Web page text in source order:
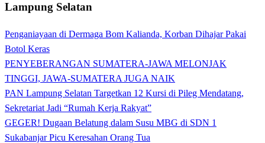
Lampung Selatan
Penganiayaan di Dermaga Bom Kalianda, Korban Dihajar Pakai
Botol Keras
PENYEBERANGAN SUMATERA-JAWA MELONJAK
TINGGI, JAWA-SUMATERA JUGA NAIK
PAN Lampung Selatan Targetkan 12 Kursi di Pileg Mendatang,
Sekretariat Jadi “Rumah Kerja Rakyat”
GEGER! Dugaan Belatung dalam Susu MBG di SDN 1
Sukabanjar Picu Keresahan Orang Tua